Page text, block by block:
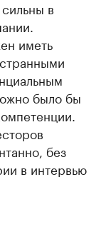
в
иметь
было бы
без
в интервью